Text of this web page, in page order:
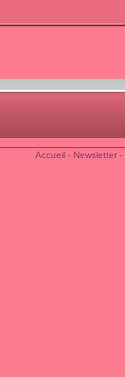
Accueil- Newsletter-